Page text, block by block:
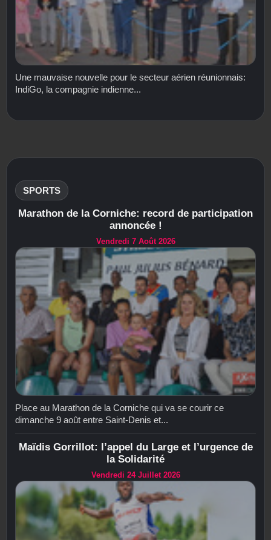
Une mauvaise nouvelle pour le secteur aérien réunionnais:
IndiGo, la compagnie indienne...
SPORTS
Marathon de la Corniche: record de participation
annoncée !
Vendredi 7 Août 2026
Place au Marathon de la Corniche qui va se courir ce
dimanche 9 août entre Saint-Denis et...
Maïdis Gorrillot: l’appel du Large et l’urgence de
la Solidarité
Vendredi 24 Juillet 2026